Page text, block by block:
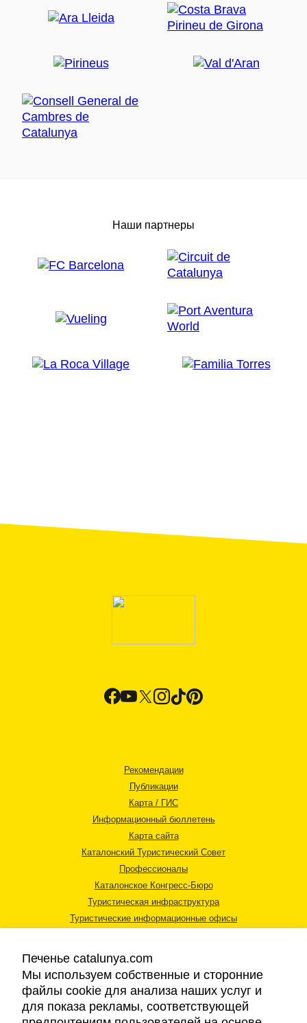
Наши партнеры
Рекомендации
Публикации
Карта / ГИС
Информационный бюллетень
Карта сайта
Каталонский Туристический Совет
Профессионалы
Каталонское Конгресс-Бюро
Туристическая инфраструктура
Туристические информационные офисы
Правовая информация
Печенье catalunya.com
Мы используем собственные и сторонние
файлы cookie для анализа наших услуг и
для показа рекламы, соответствующей